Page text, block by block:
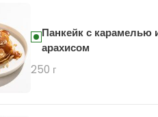
Панкейк с карамелью
арахисом
250 г